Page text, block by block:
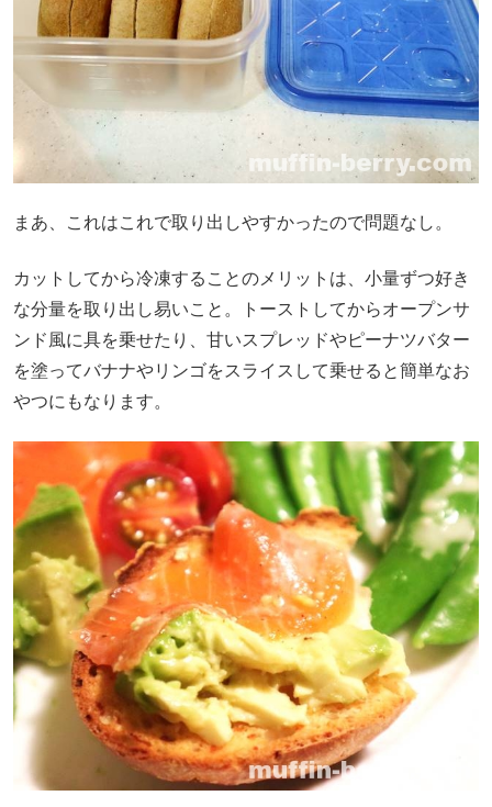
まあ、これはこれで取り出しやすかったので問題なし。
カットしてから冷凍することのメリットは、小量ずつ好き
な分量を取り出し易いこと。トーストしてからオープンサ
ンド風に具を乗せたり、甘いスプレッドやピーナツバター
を塗ってバナナやリンゴをスライスして乗せると簡単なお
やつにもなります。